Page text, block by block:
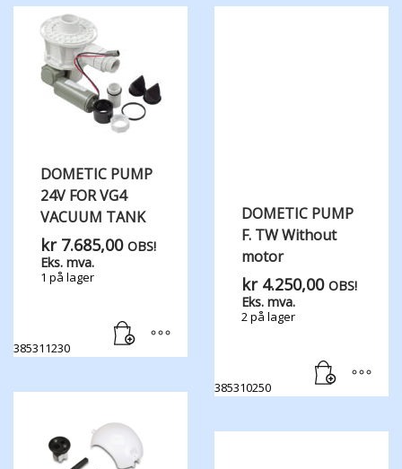
DOMETIC PUMP
24V FOR VG4
VACUUM TANK
kr7.685,00 OBS!
Eks. mva.
1 på lager
385311230
DOMETIC PUMP
F. TW Without
motor
kr4.250,00 OBS!
Eks. mva.
2 på lager
385310250